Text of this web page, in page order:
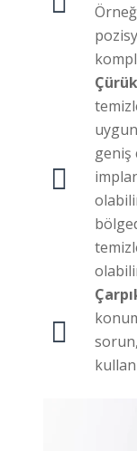
geniş